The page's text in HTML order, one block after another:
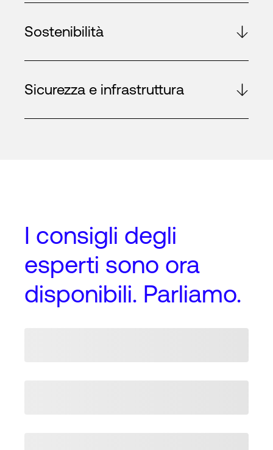
Sostenibilità
Sicurezza e infrastruttura
I consigli degli
esperti sono ora
disponibili. Parliamo.